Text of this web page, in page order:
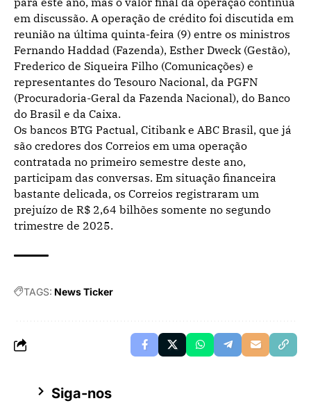
em discussão. A operação de crédito foi discutida em
reunião na última quinta-feira (9) entre os ministros
Fernando Haddad (Fazenda), Esther Dweck (Gestão),
Frederico de Siqueira Filho (Comunicações) e
representantes do Tesouro Nacional, da PGFN
(Procuradoria-Geral da Fazenda Nacional), do Banco
do Brasil e da Caixa.
Os bancos BTG Pactual, Citibank e ABC Brasil, que já
são credores dos Correios em uma operação
contratada no primeiro semestre deste ano,
participam das conversas. Em situação financeira
bastante delicada, os Correios registraram um
prejuízo de R$ 2,64 bilhões somente no segundo
trimestre de 2025.
TAGS: News Ticker
Siga-nos